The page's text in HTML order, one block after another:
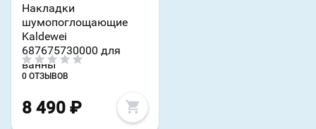
Накладки
шумопоглощающие
Kaldewei
687675730000 для
ванны
0 ОТЗЫВОВ
8 490 ₽